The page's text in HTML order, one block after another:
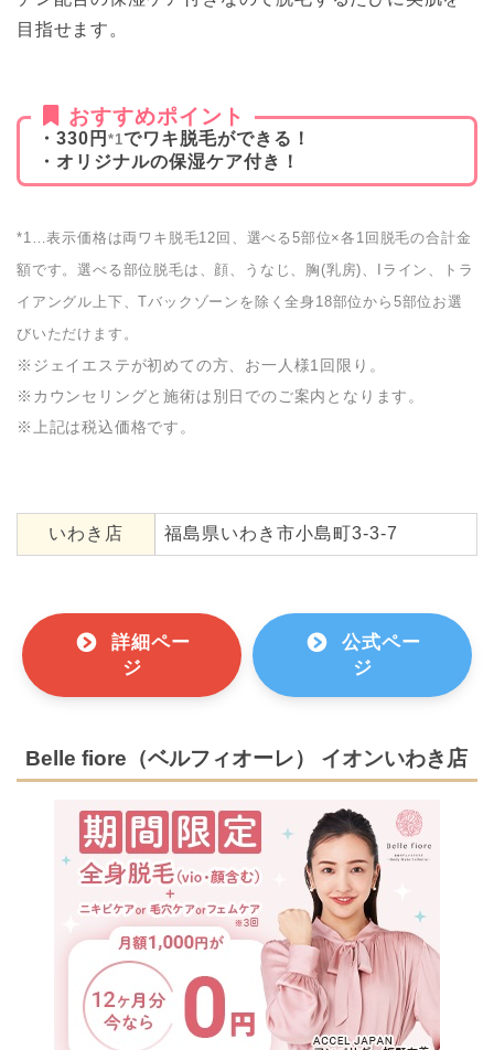
目指せます。
おすすめポイント
・330円 *1でワキ脱毛ができる！
・オリジナルの保湿ケア付き！
*1…表示価格は両ワキ脱毛12回、選べる5部位×各1回脱毛の合計金
額です。選べる部位脱毛は、顔、うなじ、胸(乳房)、Iライン、トラ
イアングル上下、Tバックゾーンを除く全身18部位から5部位お選
びいただけます。
※ジェイエステが初めての方、お一人様1回限り。
※カウンセリングと施術は別日でのご案内となります。
※上記は税込価格です。
いわき店 福島県いわき市小島町3-3-7
詳細ペー
ジ
公式ペー
ジ
Belle fiore（ベルフィオーレ） イオンいわき店